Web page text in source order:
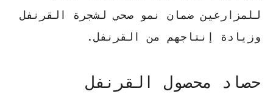
للمزارعين ضمان نمو صحي لشجرة القرنفل
وزيادة إنتاجهم من القرنفل.
حصاد محصول القرنفل